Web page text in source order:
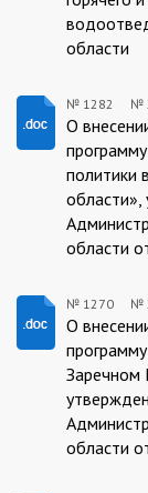
области
1282/
№ 1282 №
О
политики
области
1270/
№ 1270 №
О
Заречном
области